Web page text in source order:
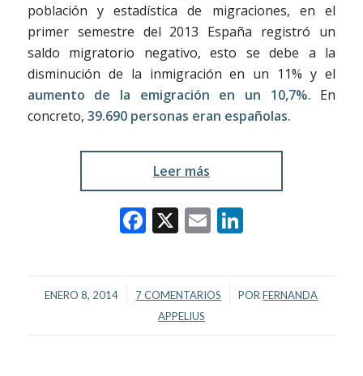
población y estadística de migraciones, en el
primer semestre del 2013 España registró un
saldo migratorio negativo, esto se debe a la
disminución de la inmigración en un 11% y el
aumento de la emigración en un 10,7%. En
concreto, 39.690 personas eran españolas.
Leer más
Facebook
X EmailLinkedIn
ENERO 8, 2014
/ 7 COMENTARIOS
/ PORFERNANDA
APPELIUS